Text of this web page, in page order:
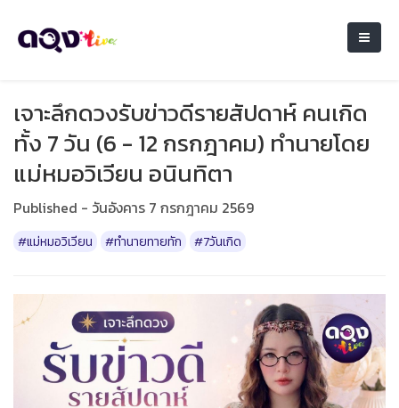
เจาะลึกดวงรับข่าวดีรายสัปดาห์ คนเกิด
ทั้ง 7 วัน (6 - 12 กรกฎาคม) ทำนายโดย
แม่หมอวิเวียน อนินทิตา
Published - วันอังคาร 7 กรกฎาคม 2569
#แม่หมอวิเวียน #ทำนายทายทัก #7วันเกิด